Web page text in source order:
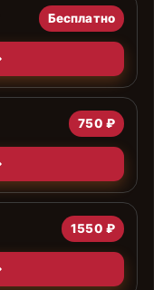
Бесплатно
750 ₽
1550 ₽